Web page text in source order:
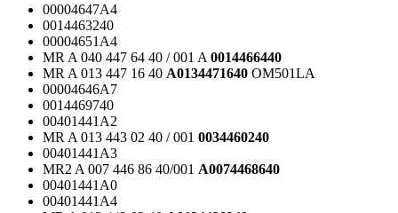
00004647A4
0014463240
00004651A4
MR A 040 447 64 40 / 001 A 0014466440
MR A 013 447 16 40 A0134471640 OM501LA
00004646A7
0014469740
00401441A2
MR A 013 443 02 40 / 001 0034460240
00401441A3
MR2 A 007 446 86 40/001 A0074468640
00401441A0
00401441A4